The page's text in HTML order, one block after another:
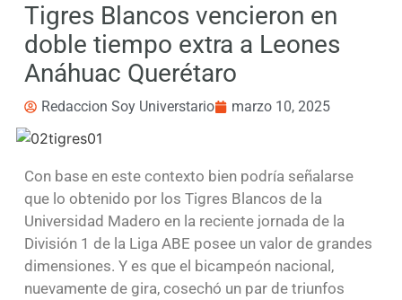
Tigres Blancos vencieron en
doble tiempo extra a Leones
Anáhuac Querétaro
Redaccion Soy Universtario marzo 10, 2025
Con base en este contexto bien podría señalarse
que lo obtenido por los Tigres Blancos de la
Universidad Madero en la reciente jornada de la
División 1 de la Liga ABE posee un valor de grandes
dimensiones. Y es que el bicampeón nacional,
nuevamente de gira, cosechó un par de triunfos